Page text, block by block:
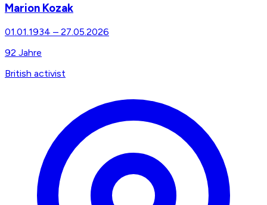
Marion Kozak
01.01.1934 – 27.05.2026
92 Jahre
British activist